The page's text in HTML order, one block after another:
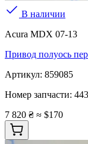
В наличии
Acura MDX 07-13
Привод полуось
Артикул: 859085
Номер запчасти:
7 820 ₴ ≈ $170